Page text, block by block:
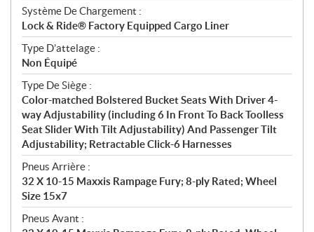
Système De Chargement :
Lock & Ride® Factory Equipped Cargo Liner
Type D’attelage :
Non Équipé
Type De Siège :
Color-matched Bolstered Bucket Seats With Driver 4-
way Adjustability (including 6 In Front To Back Toolless
Seat Slider With Tilt Adjustability) And Passenger Tilt
Adjustability; Retractable Click-6 Harnesses
Pneus Arrière :
32 X 10-15 Maxxis Rampage Fury; 8-ply Rated; Wheel
Size 15x7
Pneus Avant :